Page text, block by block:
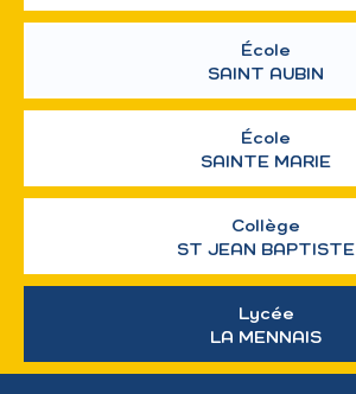
École
SAINT AUBIN
École
SAINTE MARIE
Collège
ST JEAN BAPTISTE
Lycée
LA MENNAIS